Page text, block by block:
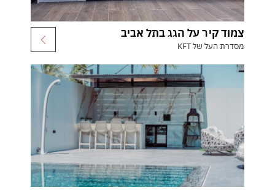
צמוד קיר על הגג בתל אביב
מסדרת העל של KFT